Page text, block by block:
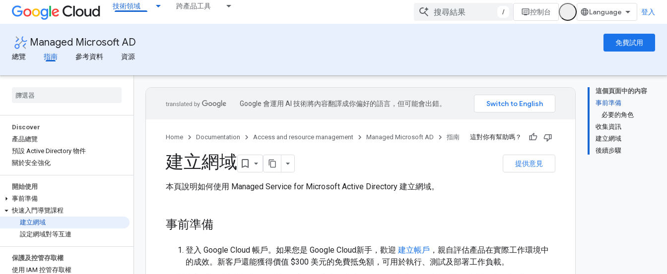
技術領域 跨產品工具
/ 控制台 登入
Managed Microsoft AD
免費試用
總覽
指南 參考資料 資源
Discover
產品總覽
預設 Active Directory 物件
關於安全強化
開始使用
事前準備
快速入門導覽課程
建立網域
設定網域對等互連
保護及控管存取權
使用 IAM 控管存取權
這個頁面中的內容
事前準備
必要的角色
收集資訊
建立網域
後續步驟
Google 會運用 AI 技術將內容翻譯成你偏好的語言，但可能會出錯。
Home Documentation Access and resource management Managed Microsoft AD 指南 這對你有幫助嗎？
提供意見
建立網域
本頁說明如何使用 Managed Service for Microsoft Active Directory 建立網域。
事前準備
登入 Google Cloud 帳戶。如果您是 Google Cloud新手，歡迎 建立帳戶 ，親自評估產品在實際工作環境中
的成效。新客戶還能獲得價值 $300 美元的免費抵免額，可用於執行、測試及部署工作負載。